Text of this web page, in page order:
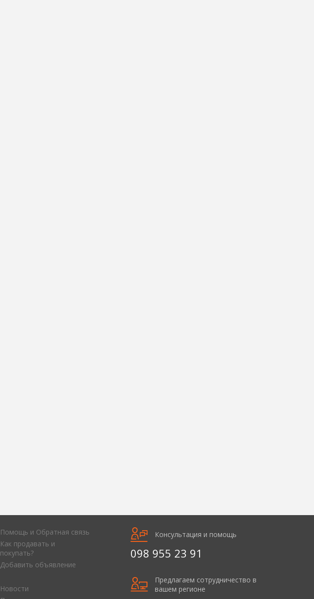
Помощь и Обратная связь
Как продавать и
покупать?
Добавить объявление
Новости
Консультация и помощь
098 955 23 91
Предлагаем сотрудничество в
вашем регионе